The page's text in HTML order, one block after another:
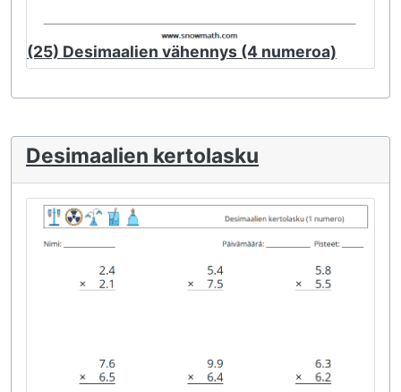
(25) Desimaalien vähennys (4 numeroa)
Desimaalien kertolasku